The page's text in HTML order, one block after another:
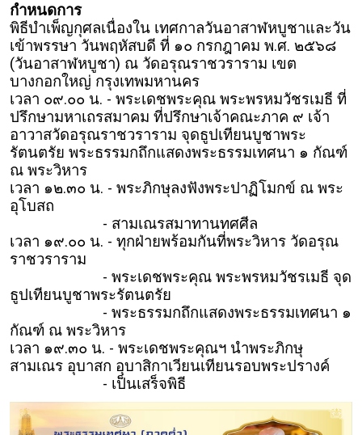
กำหนดการ
พิธีบำเพ็ญกุศลเนื่องใน เทศกาลวันอาสาฬหบูชาและวัน
เข้าพรรษา วันพฤหัสบดี ที่ ๑๐ กรกฎาคม พ.ศ. ๒๕๖๘
(วันอาสาฬหบูชา) ณ วัดอรุณราชวราราม เขต
บางกอกใหญ่ กรุงเทพมหานคร
เวลา ๐๙.๐๐ น. - พระเดชพระคุณ พระพรหมวัชรเมธี ที่
ปรึกษามหาเถรสมาคม ที่ปรึกษาเจ้าคณะภาค ๙ เจ้า
อาวาสวัดอรุณราชวราราม จุดธูปเทียนบูชาพระ
รัตนตรัย พระธรรมกถึกแสดงพระธรรมเทศนา ๑ กัณฑ์
ณ พระวิหาร
เวลา ๑๒.๓๐ น. - พระภิกษุลงฟังพระปาฏิโมกข์ ณ พระ
อุโบสถ
- สามเณรสมาทานทศศีล
เวลา ๑๙.๐๐ น. - ทุกฝ่ายพร้อมกันที่พระวิหาร วัดอรุณ
ราชวราราม
- พระเดชพระคุณ พระพรหมวัชรเมธี จุด
ธูปเทียนบูชาพระรัตนตรัย
- พระธรรมกถึกแสดงพระธรรมเทศนา ๑
กัณฑ์ ณ พระวิหาร
เวลา ๑๙.๓๐ น. - พระเดชพระคุณฯ นำพระภิกษุ
สามเณร อุบาสก อุบาสิกาเวียนเทียนรอบพระปรางค์
- เป็นเสร็จพิธี